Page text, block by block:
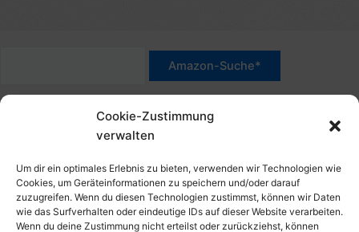
Cookie-Zustimmung
verwalten
Um dir ein optimales Erlebnis zu bieten, verwenden wir Technologien wie
Cookies, um Geräteinformationen zu speichern und/oder darauf
zuzugreifen. Wenn du diesen Technologien zustimmst, können wir Daten
wie das Surfverhalten oder eindeutige IDs auf dieser Website verarbeiten.
Wenn du deine Zustimmung nicht erteilst oder zurückziehst, können
*Werbehinweis für Links mit Hinweis "Amazon-Werbelink(s)",
"Amazon-Suche" und/oder mit Sternchen (*): Das sind Affiliate-
Link. Wenn Du auf der verlinkten Website etwas kaufst, erhalte
Aufschlag – und unterstützt diese Seite. Als Amazon-Partner
verdiene ich an qualifizierten Verkäufen. Dies gilt auch für
Klicks/Tipps auf Produktbilder, die mit einer Händler-Seite wie